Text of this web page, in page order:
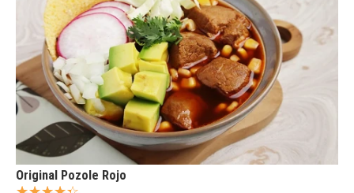
Original Pozole Rojo